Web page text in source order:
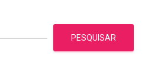
PESQUISAR